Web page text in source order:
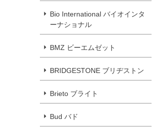
Bio International バイオインタ
ーナショナル
BMZ ビーエムゼット
BRIDGESTONE ブリヂストン
Brieto ブライト
Bud バド